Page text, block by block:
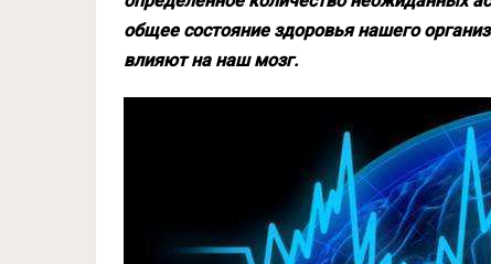
общее состояние здоровья нашего
влияют на наш мозг.